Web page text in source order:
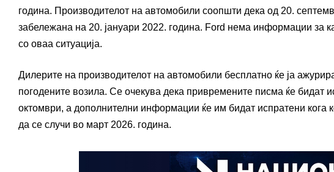
година. Производителот на автомобили соопшти дека од 20.
забележана на 20. јануари 2022. година. Ford нема информации за
со оваа ситуација.
Дилерите на производителот на автомобили бесплатно ќе ја
погодените возила. Се очекува дека привремените писма ќе бидат
октомври, а дополнителни информации ќе им бидат испратени кога
да се случи во март 2026. година.